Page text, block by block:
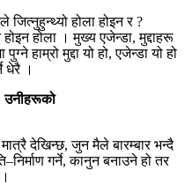
होला होइन र ?
होला । मुख्य एजेन्डा, मुद्दाहरू
हाम्रो मुद्दा यो हो, एजेन्डा यो हो
धेरै ।
उनीहरूको
देखिन्छ, जुन मैले बारम्बार भन्दै
गर्ने, कानुन बनाउने हो तर